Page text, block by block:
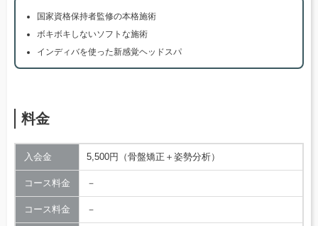
国家資格保持者監修の本格施術
ボキボキしないソフトな施術
インディバを使った新感覚ヘッドスパ
料金
入会金 5,500円（骨盤矯正＋姿勢分析）
コース料金 －
コース料金 －